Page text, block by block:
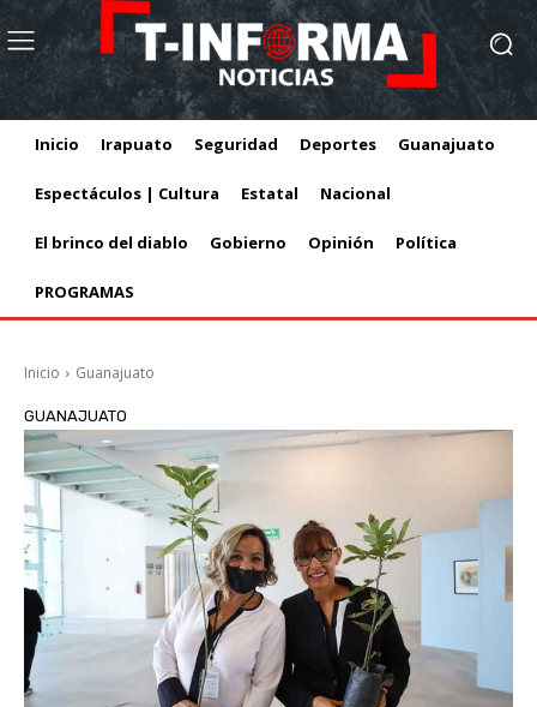
Inicio Irapuato Seguridad Deportes Guanajuato
Espectáculos | Cultura Estatal Nacional
El brinco del diablo Gobierno Opinión Política
PROGRAMAS
Inicio Guanajuato
GUANAJUATO